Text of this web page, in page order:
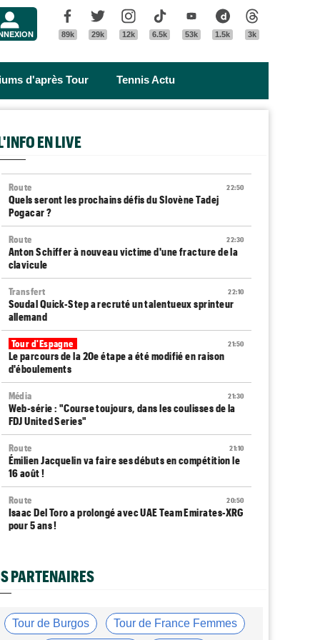
Facebook
89k
Twitter
29k
Instagram
12k
Tik Tok
6.5k
Youtube
53k
Dailymotion
1.5k 3k
d'après Tour Tennis Actu
EN LIVE
22:50
Route
Quels seront les prochains défis du Slovène Tadej
Pogacar ?
22:30
Route
Anton Schiffer à nouveau victime d'une fracture de la
clavicule
22:10
Transfert
Soudal Quick-Step a recruté un talentueux sprinteur
allemand
21:50
Tour d'Espagne
Le parcours de la 20e étape a été modifié en raison
d'éboulements
21:30
Média
Web-série : "Course toujours, dans les coulisses de la
FDJ United Series"
21:10
Route
Émilien Jacquelin va faire ses débuts en compétition le
16 août !
20:50
Route
Isaac Del Toro a prolongé avec UAE Team Emirates-XRG
pour 5 ans !
monnaie courante"
Le Mercato vélo est ouvert... toutes les dernières infos
et rumeurs
PARTENAIRES
Tour de Burgos Tour de France Femmes